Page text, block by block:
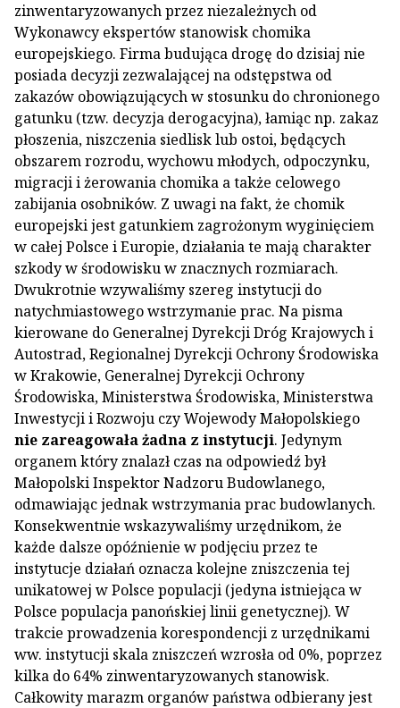
zinwentaryzowanych przez niezależnych od
Wykonawcy ekspertów stanowisk chomika
europejskiego. Firma budująca drogę do dzisiaj nie
posiada decyzji zezwalającej na odstępstwa od
zakazów obowiązujących w stosunku do chronionego
gatunku (tzw. decyzja derogacyjna), łamiąc np. zakaz
płoszenia, niszczenia siedlisk lub ostoi, będących
obszarem rozrodu, wychowu młodych, odpoczynku,
migracji i żerowania chomika a także celowego
zabijania osobników. Z uwagi na fakt, że chomik
europejski jest gatunkiem zagrożonym wyginięciem
w całej Polsce i Europie, działania te mają charakter
szkody w środowisku w znacznych rozmiarach.
Dwukrotnie wzywaliśmy szereg instytucji do
natychmiastowego wstrzymanie prac. Na pisma
kierowane do Generalnej Dyrekcji Dróg Krajowych i
Autostrad, Regionalnej Dyrekcji Ochrony Środowiska
w Krakowie, Generalnej Dyrekcji Ochrony
Środowiska, Ministerstwa Środowiska, Ministerstwa
Inwestycji i Rozwoju czy Wojewody Małopolskiego
nie zareagowała żadna z instytucji. Jedynym
organem który znalazł czas na odpowiedź był
Małopolski Inspektor Nadzoru Budowlanego,
odmawiając jednak wstrzymania prac budowlanych.
Konsekwentnie wskazywaliśmy urzędnikom, że
każde dalsze opóźnienie w podjęciu przez te
instytucje działań oznacza kolejne zniszczenia tej
unikatowej w Polsce populacji (jedyna istniejąca w
Polsce populacja panońskiej linii genetycznej). W
trakcie prowadzenia korespondencji z urzędnikami
ww. instytucji skala zniszczeń wzrosła od 0%, poprzez
kilka do 64% zinwentaryzowanych stanowisk.
Całkowity marazm organów państwa odbierany jest